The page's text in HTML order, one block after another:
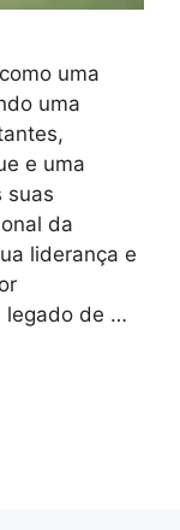
uma
uma
e uma
suas
da
liderança e
legado de …